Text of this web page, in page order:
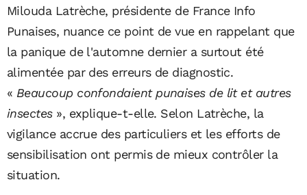
Milouda Latrèche, présidente de France Info
Punaises, nuance ce point de vue en rappelant que
la panique de l'automne dernier a surtout été
alimentée par des erreurs de diagnostic.
« Beaucoup confondaient punaises de lit et autres
insectes», explique-t-elle. Selon Latrèche, la
vigilance accrue des particuliers et les efforts de
sensibilisation ont permis de mieux contrôler la
situation.